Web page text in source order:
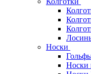
Носки
Носки